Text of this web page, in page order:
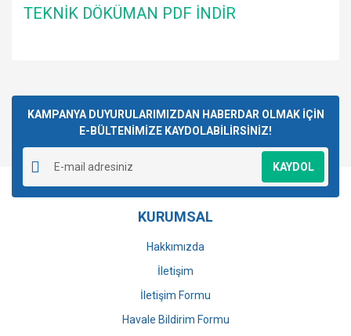
TEKNİK DÖKÜMAN PDF İNDİR
Yorum Yaz
kullanarak tarafımıza iletebilirsiniz.
Görüş ve önerileriniz için teşekkür ederiz.
Ürün resmi kalitesiz, bozuk veya görüntülenemiyor.
Ürün açıklamasında eksik bilgiler bulunuyor.
Ürün bilgilerinde hatalar bulunuyor.
Ürün fiyatı diğer sitelerden daha pahalı.
KAMPANYA DUYURULARIMIZDAN HABERDAR OLMAK İÇİN
E-BÜLTENİMİZE KAYDOLABİLİRSİNİZ!
KAYDOL
KURUMSAL
Hakkımızda
İletişim
İletişim Formu
Havale Bildirim Formu